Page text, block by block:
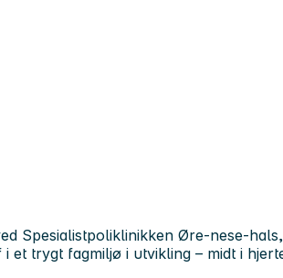
Spesialistpoliklinikken
et trygt fagmiljø i utvikling – midt i